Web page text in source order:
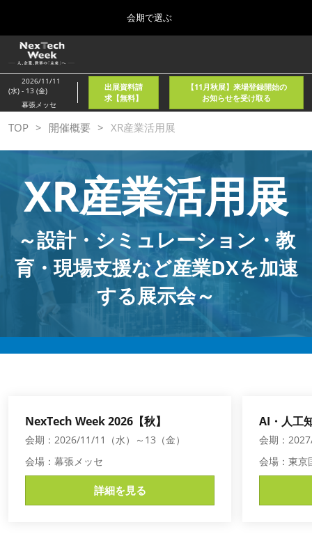
プ
し
て
進
む
to
close
the
menu.
会期で選ぶ
東京国際フォーラム/Tokyo International Forum
2027年04月21日
秋
2026年11月11日
幕張メッセ/Makuhari Messe, Japan
AI・人工知能EXPO NEO
2026年08月05日
東京国際フォーラム/Tokyo International Forum
AI・人工知能EXPO Industry
2027年06月16日
東京ビッグサイト/Tokyo Big Sight, Japan
ー
ナ
ビ
ー
ョ
ン
を
折
た
た
む
2026/11/11
(水) - 13 (金)
幕張メッセ
出展資料請
求【無料】
【11月秋展】来場登録開始の
お知らせを受け取る
TOP 開催概要 XR産業活用展
XR産業活用展
～設計・シミュレーション・教
育・現場支援など産業DXを加速
する展示会～
NexTech Week 2026【秋】
会期：2026/11/11（水）～13（金）
会場：幕張メッセ
詳細を見る
AI・人工
会期：
会場：東